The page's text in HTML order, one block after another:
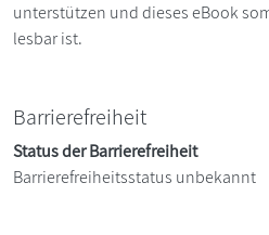
unterstützen und dieses eBook
lesbar ist.
Barrierefreiheit
Status der Barrierefreiheit
Barrierefreiheitsstatus unbekannt